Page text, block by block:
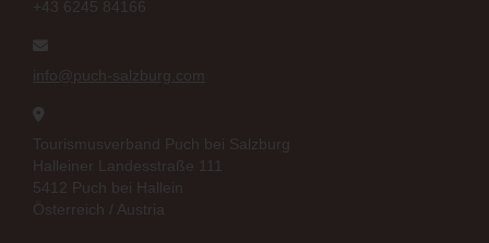
+43 6245 84166
info@puch-salzburg.com
Tourismusverband Puch bei Salzburg
Halleiner Landesstraße 111
5412 Puch bei Hallein
Österreich / Austria